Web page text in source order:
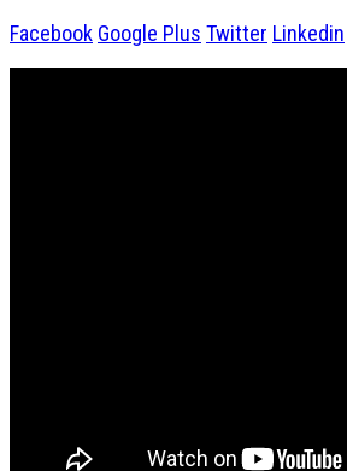
Facebook Google Plus Twitter Linkedin